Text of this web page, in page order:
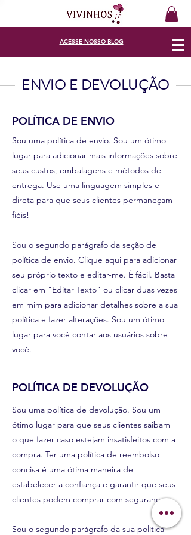
ACESSENOSSO BLOG
ENVIO E DEVOLUÇÃO
POLÍTICA DE ENVIO
Sou uma política de envio. Sou um ótimo
lugar para adicionar mais informações sobre
seus custos, embalagens e métodos de
entrega. Use uma linguagem simples e
direta para que seus clientes permaneçam
fiéis!
Sou o segundo parágrafo da seção de
política de envio. Clique aqui para adicionar
seu próprio texto e editar-me. É fácil. Basta
clicar em "Editar Texto" ou clicar duas vezes
em mim para adicionar detalhes sobre a sua
política e fazer alterações. Sou um ótimo
lugar para você contar aos usuários sobre
você.
POLÍTICA DE DEVOLUÇÃO
Sou uma política de devolução. Sou um
ótimo lugar para que seus clientes saibam
o que fazer caso estejam insatisfeitos com a
compra. Ter uma política de reembolso
concisa é uma ótima maneira de
estabelecer a confiança e garantir que seus
clientes podem comprar com segurança.
Sou o segundo parágrafo da sua política